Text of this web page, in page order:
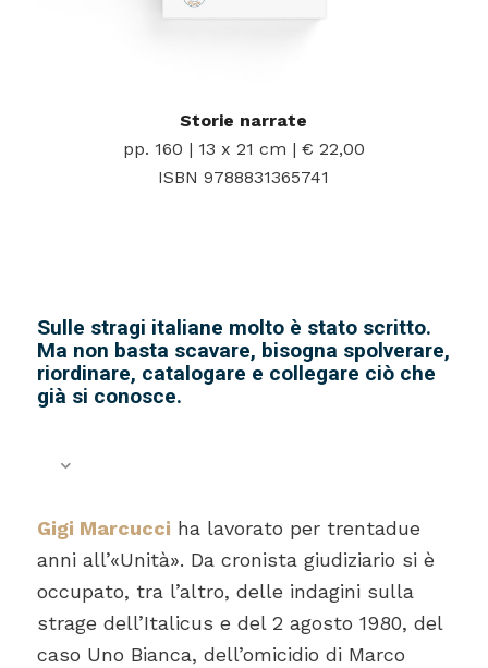
Storie narrate
pp. 160 | 13 x 21 cm | € 22,00
ISBN 9788831365741
Sulle stragi italiane molto è stato scritto.
Ma non basta scavare, bisogna spolverare,
riordinare, catalogare e collegare ciò che
già si conosce.
Gigi Marcucci ha lavorato per trentadue
anni all’«Unità». Da cronista giudiziario si è
occupato, tra l’altro, delle indagini sulla
strage dell’Italicus e del 2 agosto 1980, del
caso Uno Bianca, dell’omicidio di Marco